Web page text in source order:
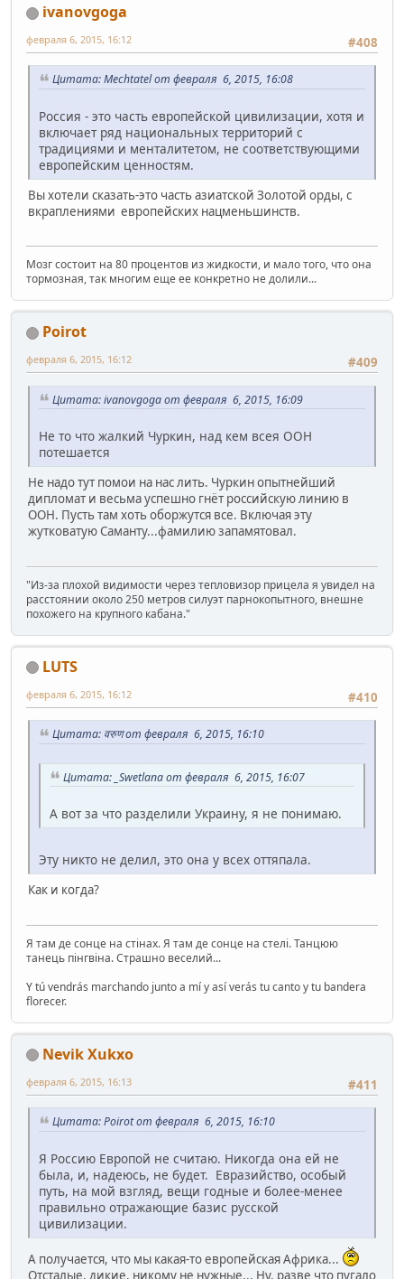
ivanovgoga
#408
февраля 6, 2015, 16:12
Цитата: Mechtatel от февраля 6, 2015, 16:08
Россия - это часть европейской цивилизации, хотя и
включает ряд национальных территорий с
традициями и менталитетом, не соответствующими
европейским ценностям.
Вы хотели сказать-это часть азиатской Золотой орды, с
вкраплениями европейских нацменьшинств.
Мозг состоит на 80 процентов из жидкости, и мало того, что она
тормозная, так многим еще ее конкретно не долили...
Poirot
#409
февраля 6, 2015, 16:12
Цитата: ivanovgoga от февраля 6, 2015, 16:09
Не то что жалкий Чуркин, над кем всея ООН
потешается
Не надо тут помои на нас лить. Чуркин опытнейший
дипломат и весьма успешно гнёт российскую линию в
ООН. Пусть там хоть оборжутся все. Включая эту
жутковатую Саманту...фамилию запамятовал.
"Из-за плохой видимости через тепловизор прицела я увидел на
расстоянии около 250 метров силуэт парнокопытного, внешне
похожего на крупного кабана."
LUTS
#410
февраля 6, 2015, 16:12
Цитата: वरुण от февраля 6, 2015, 16:10
Цитата: _Swetlana от февраля 6, 2015, 16:07
А вот за что разделили Украину, я не понимаю.
Эту никто не делил, это она у всех оттяпала.
Как и когда?
Я там де сонце на стінах. Я там де сонце на стелі. Танцюю
танець пінгвіна. Страшно веселий...
Y tú vendrás marchando junto a mí y así verás tu canto y tu bandera
florecer.
Nevik Xukxo
#411
февраля 6, 2015, 16:13
Цитата: Poirot от февраля 6, 2015, 16:10
Я Россию Европой не считаю. Никогда она ей не
была, и, надеюсь, не будет. Евразийство, особый
путь, на мой взгляд, вещи годные и более-менее
правильно отражающие базис русской
цивилизации.
А получается, что мы какая-то европейская Африка...
Отсталые, дикие, никому не нужные... Ну, разве что пугало